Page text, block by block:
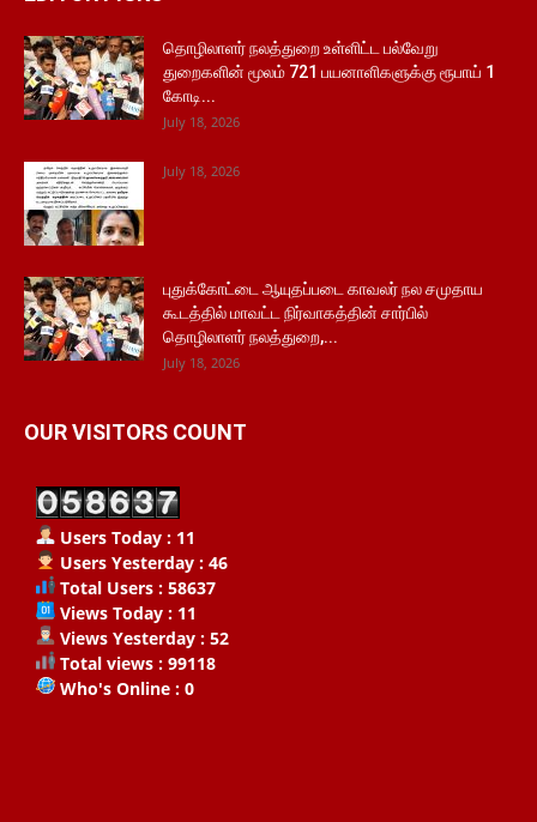
தொழிலாளர் நலத்துறை உள்ளிட்ட பல்வேறு
துறைகளின் மூலம் 721 பயனாளிகளுக்கு ரூபாய் 1
கோடி...
July 18, 2026
July 18, 2026
புதுக்கோட்டை ஆயுதப்படை காவலர் நல சமுதாய
கூடத்தில் மாவட்ட நிர்வாகத்தின் சார்பில்
தொழிலாளர் நலத்துறை,...
July 18, 2026
OUR VISITORS COUNT
Users Today : 11
Users Yesterday : 46
Total Users : 58637
Views Today : 11
Views Yesterday : 52
Total views : 99118
Who's Online : 0